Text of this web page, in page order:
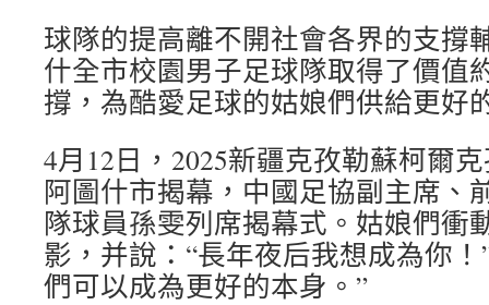
球隊的提高離不開社會各界的支撐
什全市校園男子足球隊取得了價值
撐，為酷愛足球的姑娘們供給更好
4月12日，2025新疆克孜勒蘇柯爾
阿圖什市揭幕，中國足協副主席、
隊球員孫雯列席揭幕式。姑娘們衝
影，并說：“長年夜后我想成為你
們可以成為更好的本身。”